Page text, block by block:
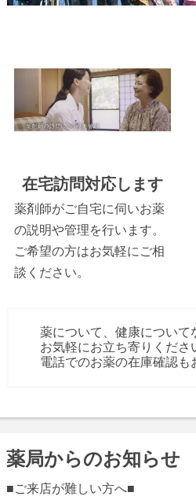
在宅訪問対応します
薬剤師がご自宅に伺いお薬
の説明や管理を行います。
ご希望の方はお気軽にご相
談ください。
薬について、健康について
お気軽にお立ち寄りくださ
電話でのお薬の在庫確認も
薬局からのお知らせ
■ご来店が難しい方へ■